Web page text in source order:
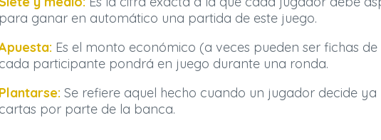
para ganar en automático una partida de este juego.
Es el monto económico (a veces pueden ser fichas
cada participante pondrá en juego durante una ronda.
Plantarse: Se refiere aquel hecho cuando un jugador decide
cartas por parte de la banca.